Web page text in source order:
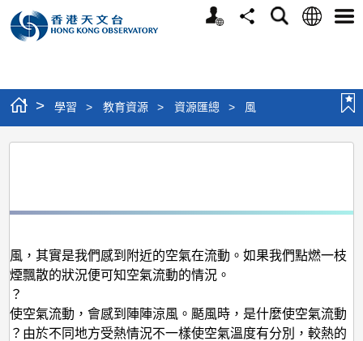
個
分
搜
語
選
> 學習 > 教育資源 > 資源匯總 > 風
風
風，其實是我們感到附近的空氣在流動。如果我們點燃一枝
煙飄散的狀況便可知空氣流動的情況。
？
使空氣流動，會感到陣陣涼風。颳風時，是什麼使空氣流動
？由於不同地方受熱情況不一樣使空氣溫度有分別，較熱的